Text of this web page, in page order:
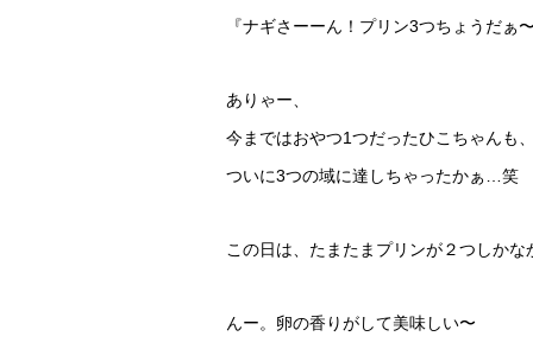
『ナギさーーん！プリン3つちょうだぁ
ありゃー、
今まではおやつ1つだったひこちゃんも
ついに3つの域に達しちゃったかぁ…笑
この日は、たまたまプリンが２つしか
んー。卵の香りがして美味しい〜